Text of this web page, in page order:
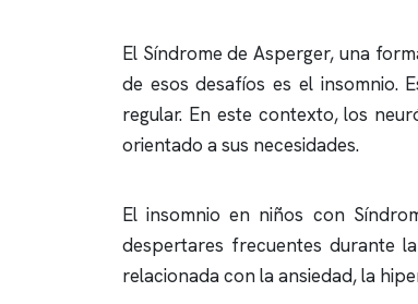
El Síndrome de Asperger, una
de esos desafíos es el insomnio.
regular. En este contexto, los
orientado a sus necesidades.
Elinsomnio en niños con
despertares frecuentes durante
relacionada con la ansiedad, la